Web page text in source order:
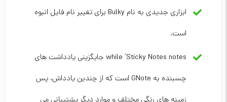
ابزاری جدیدی به نام Bulky برای تغییر نام فایل انبوه
است.
while ‘Sticky Notes notes جایگزینی یادداشت های
چسبنده به GNote است که از چندین یادداش، پس